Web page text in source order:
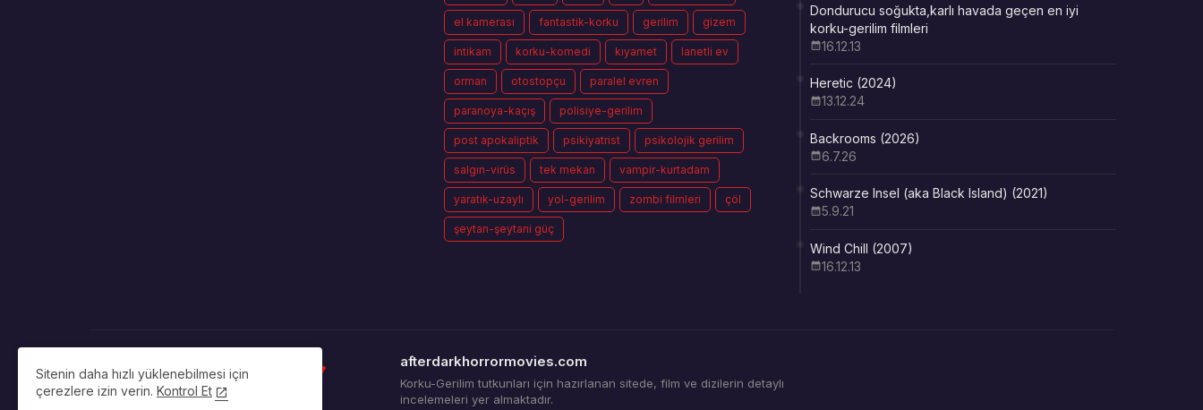
el kamerası fantastik-korku gerilim gizem
intikam korku-komedi kıyamet lanetli ev
orman otostopçu paralel evren
paranoya-kaçış polisiye-gerilim
post apokaliptik psikiyatrist psikolojik gerilim
salgın-virüs tek mekan vampir-kurtadam
yaratık-uzaylı yol-gerilim zombi filmleri çöl
şeytan-şeytani güç
Dondurucu soğukta,karlı havada geçen en iyi
korku-gerilim filmleri
16.12.13
Heretic (2024)
13.12.24
Backrooms (2026)
6.7.26
Schwarze Insel (aka Black Island) (2021)
5.9.21
Wind Chill (2007)
16.12.13
afterdarkhorrormovies.com
Korku-Gerilim tutkunları için hazırlanan sitede, film ve dizilerin detaylı
incelemeleri yer almaktadır.
Sitenin daha hızlı yüklenebilmesi için
çerezlere izin verin. Kontrol Et